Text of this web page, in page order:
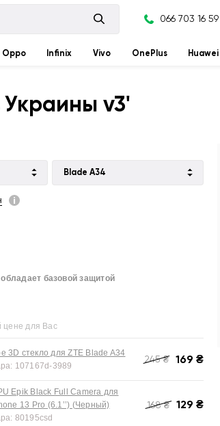
066 703 16 59
Oppo Infinix Vivo OnePlus Huawei
Украины v3'
Blade A34
базовой защитой
цене для Вас
3D стекло для ZTE Blade A34
107167d-3989
245₴ 169 ₴
Epik Black Full Camera для
13 Pro (6.1’’) (Черный)
80195csd
168₴ 129 ₴